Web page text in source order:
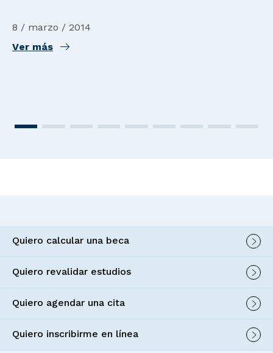
8 / marzo / 2014
Ver más
Quiero calcular una beca
Quiero revalidar estudios
Quiero agendar una cita
Quiero inscribirme en línea